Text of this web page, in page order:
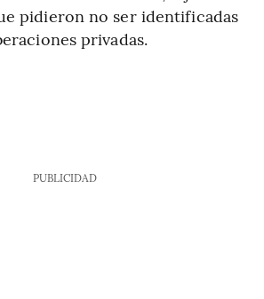
pidieron no ser identificadas
privadas.
PUBLICIDAD